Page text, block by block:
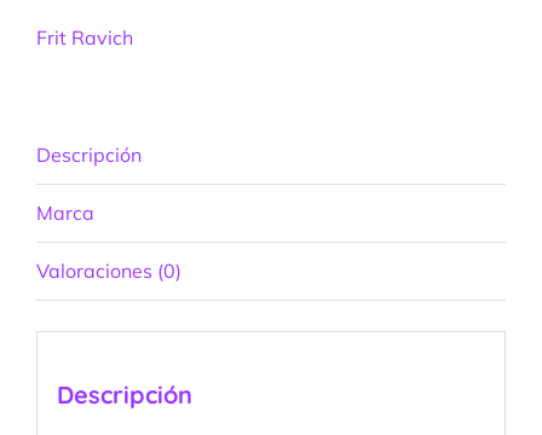
Frit Ravich
Descripción
Marca
Valoraciones (0)
Descripción